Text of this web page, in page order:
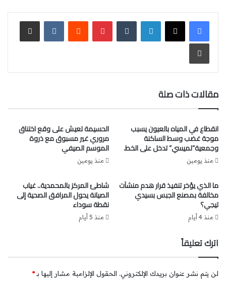
لينكدإن بينتيريست
مقالات ذات صلة
انقطاع في المياه بالعيون يسبب
موجة غضب وسط الساكنة
وجمعية”لميسي” تدخل على الخط.
منذ يومين
الحسيمة تعيش على وقع اختناق
مروري غير مسبوق مع ذروة
الموسم الصيفي
منذ يومين
ما الذي يؤخر تنفيذ قرار هدم منشآت
مخالفة بمصنع الجبس بسيدي
تيجي؟
منذ 4 أيام
شاطئ المركز بالمحمدية.. غياب
الصيانة يحول المرافق الصحية إلى
نقطة سوداء
منذ 5 أيام
اترك تعليقاً
لن يتم نشر عنوان بريدك الإلكتروني. الحقول الإلزامية مشار إليها بـ*